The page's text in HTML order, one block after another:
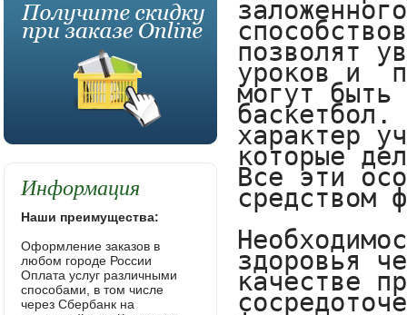
позволят
уроков и
могут быть
баскетбол.
характер
которые
Все эти
средством
здоровья
качестве
Информация
Наши преимущества:
Оформление заказов в
любом городе России
Оплата услуг различными
способами, в том числе
через Сбербанк на